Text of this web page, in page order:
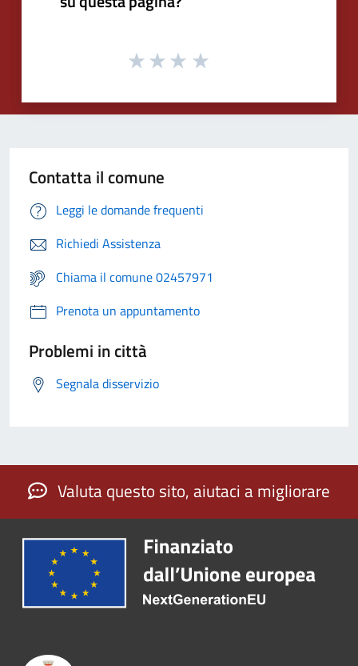
Contatta il comune
Leggi le domande frequenti
Richiedi Assistenza
Chiama il comune 02457971
Prenota un appuntamento
Problemi in città
Segnala disservizio
Valuta questo sito, aiutaci a migliorare